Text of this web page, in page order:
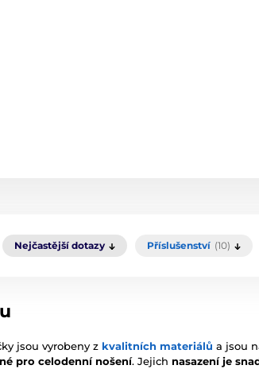
Nejčastější dotazy Příslušenství (10)
jsou vyrobeny z kvalitních materiálů a jsou
pro celodenní nošení. Jejich nasazení je